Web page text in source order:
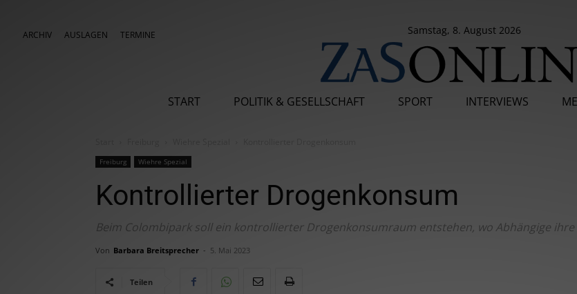
ARCHIV AUSLAGEN TERMINE Samstag, 8. August 2026
START POLITIK & GESELLSCHAFT SPORT INTERVIEWS
Freiburg Wiehre Spezial
Kontrollierter Drogenkonsum
Beim Colombipark soll ein kontrollierter Drogenkonsumraum entstehen, wo Abhängige
Von Barbara Breitsprecher - 5. Mai 2023
Teilen